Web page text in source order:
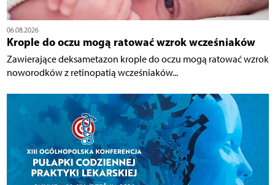
06.08.2026
Krople do oczu mogą ratować wzrok wcześniaków
Zawierające deksametazon krople do oczu mogą ratować wzrok
noworodków z retinopatią wcześniaków...